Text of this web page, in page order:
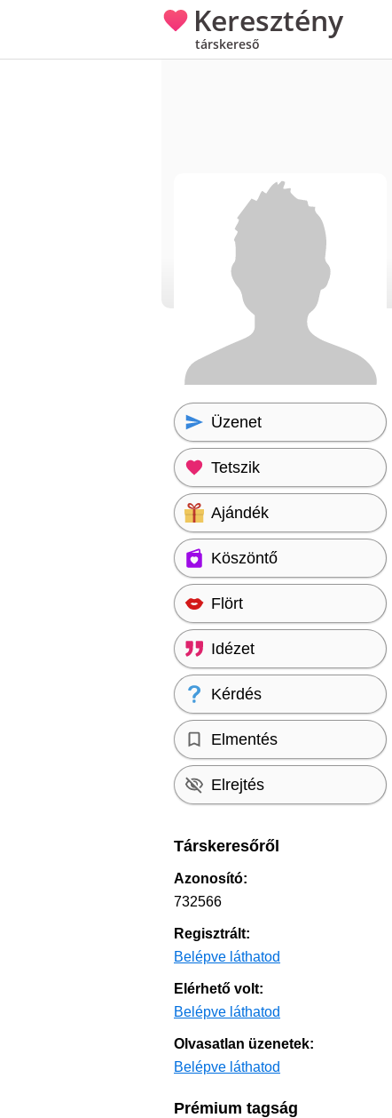
Keresztény
társkereső
Üzenet
Tetszik
Ajándék
Köszöntő
Flört
Idézet
Kérdés
Elmentés
Elrejtés
Társkeresőről
Azonosító:
732566
Regisztrált:
Belépve láthatod
Elérhető volt:
Belépve láthatod
Olvasatlan üzenetek:
Belépve láthatod
Prémium tagság